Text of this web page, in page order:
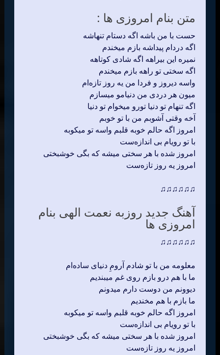
متن بنام امروزی ها :
حست با من باشه اگه دستام تنهاشه
اگه دردام پیداشه بازم میخندم
نمیره این بیراهه اگه شادی کوتاهه
اگه سختی تو راهه بازم میخندم
واسه دیروز و فردا من یه روز تازه‌ام
میون هر دردی من دنیامو میسازم
اگه تنهام تو دنیا تورو میخوام تو دنیا
آخه وقتی آشوبم من با تو خوبم
امروز اگه حالم خوبه قلبم واسه تو میکوبه
با تو رویام بی اندازه‌ست
امروز شده با هر سختی میشه که بگی خوشبختی
امروز یه روز تازه‌ست
♫♫♫♫♫♫
آهنگ جدید روزبه نعمت الهی بنام
امروزی ها
♫♫♫♫♫♫
معلومه من با تو شادم آرومِ دنیای ساده‌ام
ما با هم درو بازم روی غم میبندیم
دیوونم من دوست دارم میدونم
ما بازم با هم مخندیم
امروز اگه حالم خوبه قلبم واسه تو میکوبه
با تو رویام بی اندازه‌ست
امروز شده با هر سختی میشه که بگی خوشبختی
امروز یه روز تازه‌ست